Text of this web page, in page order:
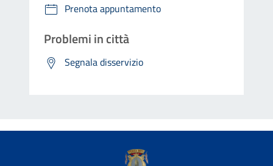
Prenota appuntamento
Problemi in città
Segnala disservizio